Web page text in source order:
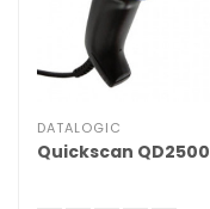
DATALOGIC
Quickscan QD2500